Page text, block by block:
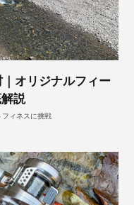
オリジナルフィー
説
フィネスに挑戦